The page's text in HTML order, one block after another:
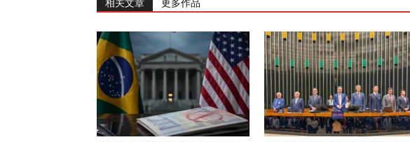
相关文章 更多作品